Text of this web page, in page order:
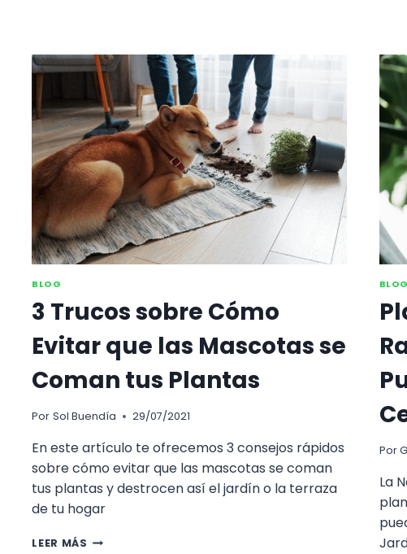
Y
VARIEDADES
PARA
TERRAZA
O
JARDÍN
BLOG
3 Trucos sobre Cómo
Evitar que las Mascotas se
Coman tus Plantas
Por Sol Buendía 29/07/2021
En este artículo te ofrecemos 3 consejos rápidos
sobre cómo evitar que las mascotas se coman
tus plantas y destrocen así el jardín o la terraza
de tu hogar
LEER MÁS 3
BLOG
Por
La